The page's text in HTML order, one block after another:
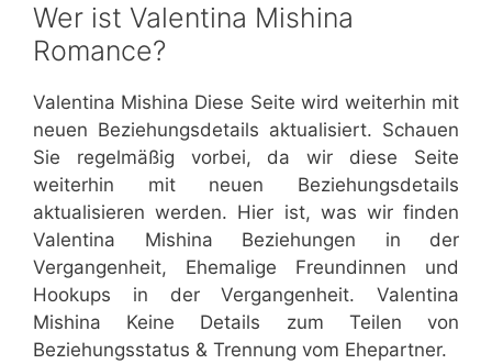
Wer ist Valentina Mishina
Romance?
Valentina Mishina Diese Seite wird weiterhin mit
neuen Beziehungsdetails aktualisiert. Schauen
Sie regelmäßig vorbei, da wir diese Seite
weiterhin mit neuen Beziehungsdetails
aktualisieren werden. Hier ist, was wir finden
Valentina Mishina Beziehungen in der
Vergangenheit, Ehemalige Freundinnen und
Hookups in der Vergangenheit. Valentina
Mishina Keine Details zum Teilen von
Beziehungsstatus & Trennung vom Ehepartner.